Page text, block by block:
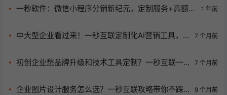
一秒软件：微信小程序分销新纪元，定制服务+高额返
1 年前
中大型企业看过来！一秒互联定制化AI营销工具，
7 个月前
初创企业愁品牌升级和技术工具定制？一秒互联一
7 个月前
企业图片设计服务怎么选？一秒互联攻略带你不踩
9 个月前